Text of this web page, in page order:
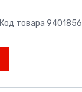
Код товара 9401856